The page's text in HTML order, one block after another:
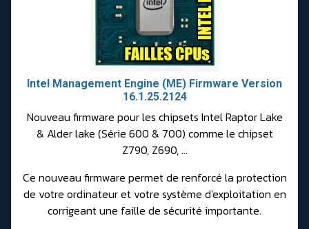
Intel Management Engine (ME) Firmware Version
16.1.25.2124
Nouveau firmware pour les chipsets Intel Raptor Lake
& Alder lake (Série 600 & 700) comme le chipset
Z790, Z690, ...
Ce nouveau firmware permet de renforcé la protection
de votre ordinateur et votre système d'exploitation en
corrigeant une faille de sécurité importante.